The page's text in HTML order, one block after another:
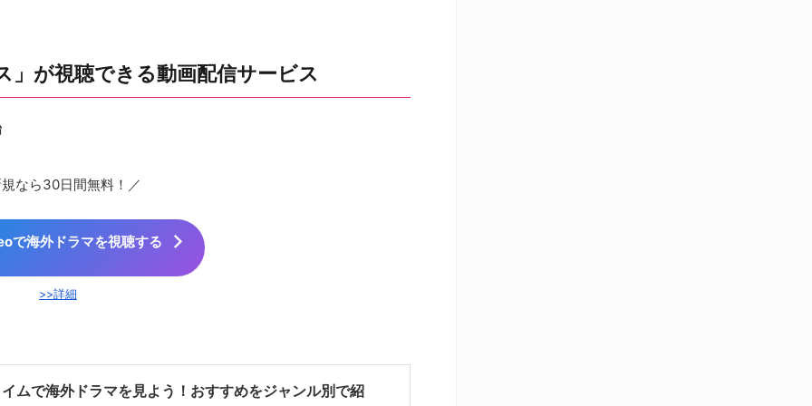
が視聴できる動画配信サービス
なら30日間無料！／
で海外ドラマを視聴する
>>詳細
ムで海外ドラマを見よう！おすすめをジャンル別で紹